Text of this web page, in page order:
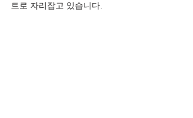
트로 자리잡고 있습니다.